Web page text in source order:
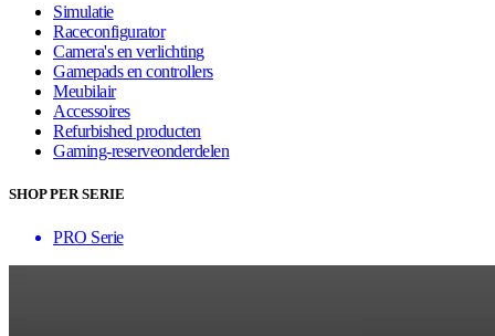
Simulatie
Raceconfigurator
Camera's en verlichting
Gamepads en controllers
Meubilair
Accessoires
Refurbished producten
Gaming-reserveonderdelen
SHOP PER SERIE
PRO Serie